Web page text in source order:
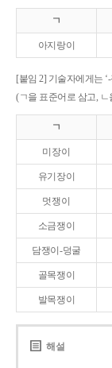
ㄱ
아지랑이
[붙임 2] 기술자에게는
(ㄱ을 표준어로 삼고, ㄴ
ㄱ
미장이
유기장이
멋쟁이
소금쟁이
담쟁이-덩굴
골목쟁이
발목쟁이
해설